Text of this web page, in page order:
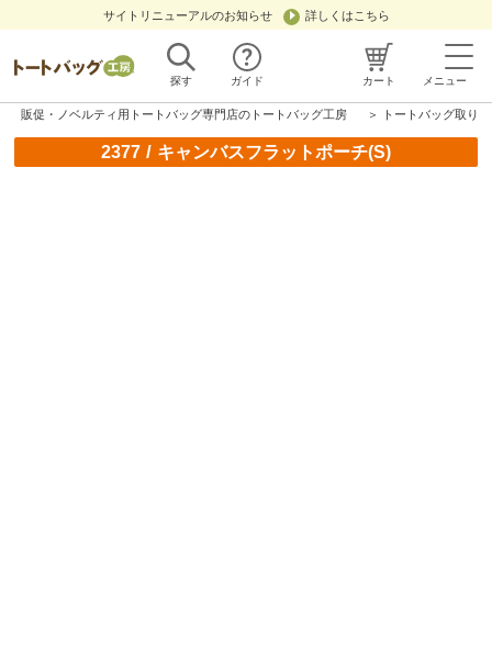
サイトリニューアルのお知らせ 詳しくはこちら
探す ガイド カート メニュー
販促・ノベルティ用トートバッグ専門店のトートバッグ工房 ＞ トートバッグ取り
2377/ キャンバスフラットポーチ(S)